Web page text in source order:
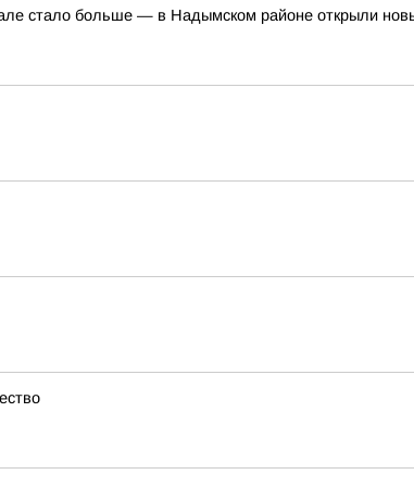
стало больше — в Надымском районе открыли